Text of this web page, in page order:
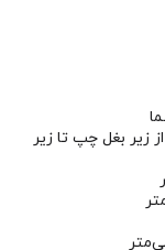
زیر بغل چپ تا زیر